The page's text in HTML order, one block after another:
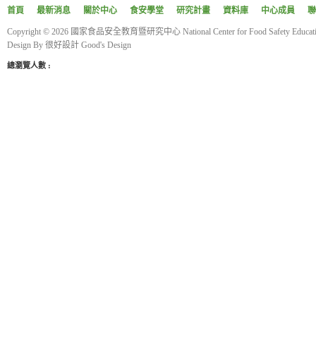
首頁 最新消息 關於中心 食安學堂 研究計畫 資料庫 中心成員
Copyright © 2026 國家食品安全教育暨研究中心 National Center for Food Safety
Design By 很好設計 Good's Design
總瀏覽人數 :